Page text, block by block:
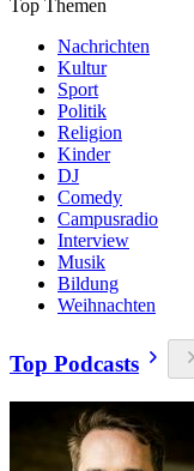
Top Themen
Nachrichten
Kultur
Sport
Politik
Religion
Kinder
DJ
Comedy
Campusradio
Interview
Musik
Bildung
Weihnachten
Top Podcasts